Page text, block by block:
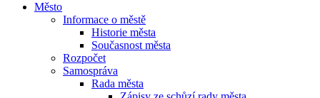
Město
Informace o městě
Historie města
Současnost města
Rozpočet
Samospráva
Rada města